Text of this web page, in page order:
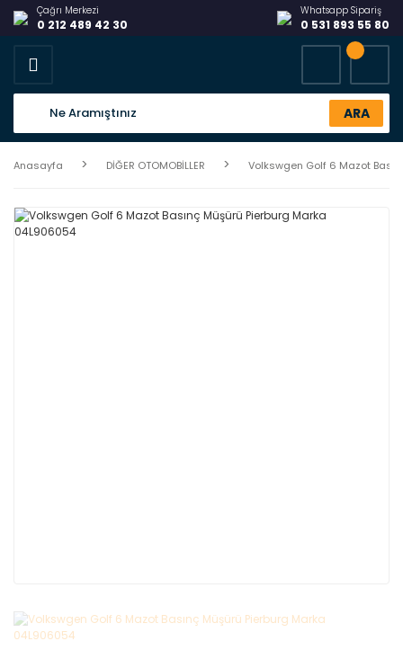
Çağrı Merkezi
0 212 489 42 30
Whatsapp Sipariş
0 531 893 55 80
ARA
Anasayfa DİĞER OTOMOBİLLER Volkswgen Golf 6 Mazot